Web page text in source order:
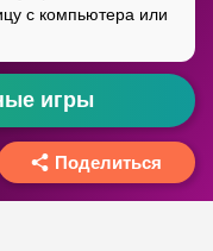
игры
Поделиться